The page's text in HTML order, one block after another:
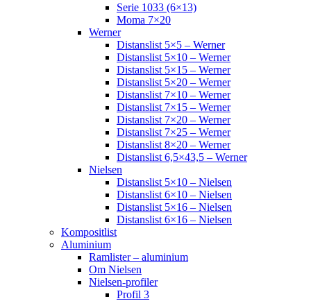
Serie 1033 (6×13)
Moma 7×20
Werner
Distanslist 5×5 – Werner
Distanslist 5×10 – Werner
Distanslist 5×15 – Werner
Distanslist 5×20 – Werner
Distanslist 7×10 – Werner
Distanslist 7×15 – Werner
Distanslist 7×20 – Werner
Distanslist 7×25 – Werner
Distanslist 8×20 – Werner
Distanslist 6,5×43,5 – Werner
Nielsen
Distanslist 5×10 – Nielsen
Distanslist 6×10 – Nielsen
Distanslist 5×16 – Nielsen
Distanslist 6×16 – Nielsen
Kompositlist
Aluminium
Ramlister – aluminium
Om Nielsen
Nielsen-profiler
Profil 3